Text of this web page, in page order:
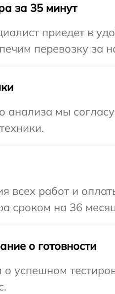
за 35 минут
приедет в
перевозку за
анализа мы
всех работ и
сроком на 36
о готовности